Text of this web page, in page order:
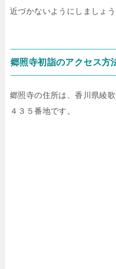
近づかないようにしましょう
郷照寺初詣のアクセス方
郷照寺の住所は、香川県綾
４３５番地です。